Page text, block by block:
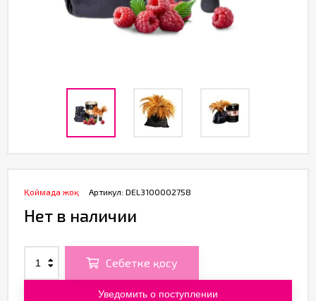
Артикул: DEL3100002758
Қоймада жоқ
Нет в наличии
Себетке қосу
Уведомить о поступлении